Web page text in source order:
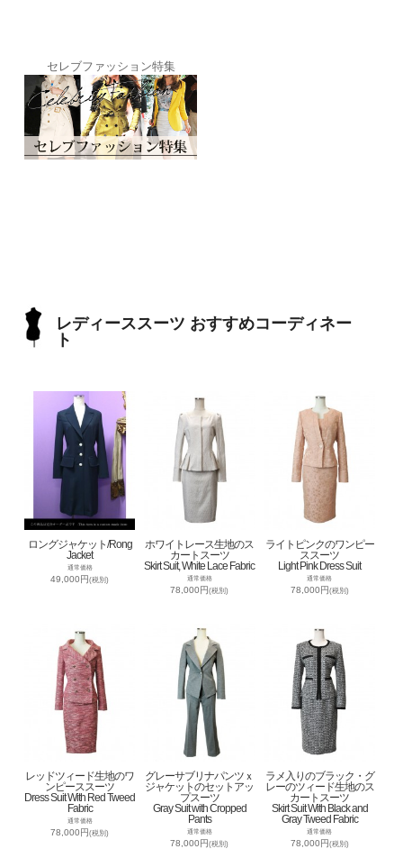
セレブファッション特集
レディーススーツ おすすめコーディネー
ト
ロングジャケット/Rong
Jacket
通常価格
49,000円(税別)
ホワイトレース生地のス
カートスーツ
Skirt Suit, White Lace Fabric
通常価格
78,000円(税別)
ライトピンクのワンピー
ススーツ
Light Pink Dress Suit
通常価格
78,000円(税別)
レッドツィード生地のワ
ンピーススーツ
Dress Suit With Red Tweed
Fabric
通常価格
78,000円(税別)
グレーサブリナパンツｘ
ジャケットのセットアッ
プスーツ
Gray Suit with Cropped
Pants
通常価格
78,000円(税別)
ラメ入りのブラック・グ
レーのツィード生地のス
カートスーツ
Skirt Suit With Black and
Gray Tweed Fabric
通常価格
78,000円(税別)